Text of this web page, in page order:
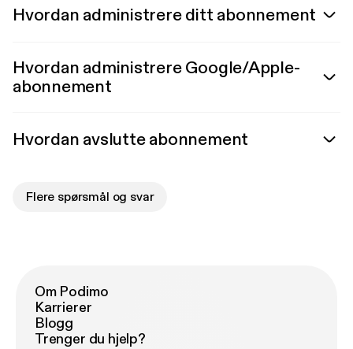
Hvordan administrere ditt abonnement
Hvordan administrere Google/Apple-
abonnement
Hvordan avslutte abonnement
Flere spørsmål og svar
Om Podimo
Karrierer
Blogg
Trenger du hjelp?